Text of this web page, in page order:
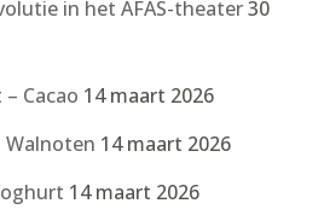
in het AFAS-theater30
Cacao 14 maart 2026
Walnoten 14 maart 2026
14 maart 2026